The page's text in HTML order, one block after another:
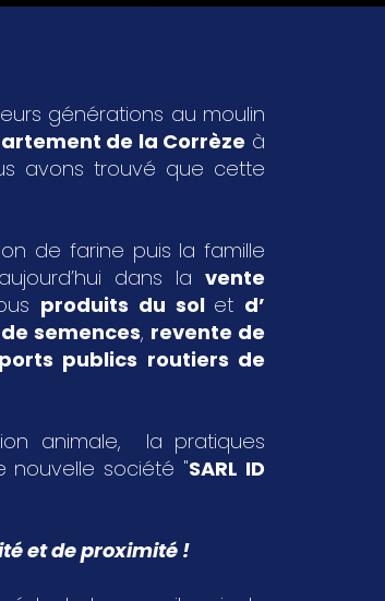
générations au moulin
de la Corrèze à
avons trouvé que cette
de farine puis la famille
dans la vente
produits du sol et d’
semences, revente de
publics routiers de
animale, la pratiques
nouvelle société "SARL ID
et de proximité !